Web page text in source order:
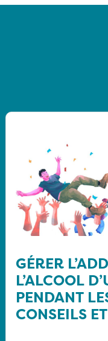
GÉRER
L’ALCOOL
PENDANT
CONSEILS